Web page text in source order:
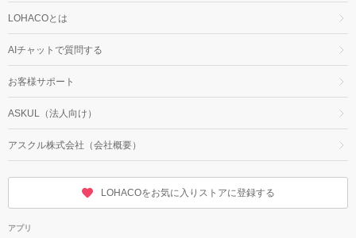
LOHACOとは
AIチャットで質問する
お客様サポート
ASKUL（法人向け）
アスクル株式会社（会社概要）
LOHACOをお気に入りストアに登録する
アプリ